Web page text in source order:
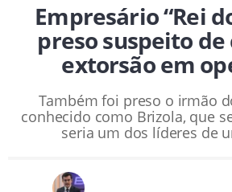
Empresário “Rei
preso suspeito
extorsão em
Também foi preso o irmão
conhecido como Brizola, que
seria um dos líderes de